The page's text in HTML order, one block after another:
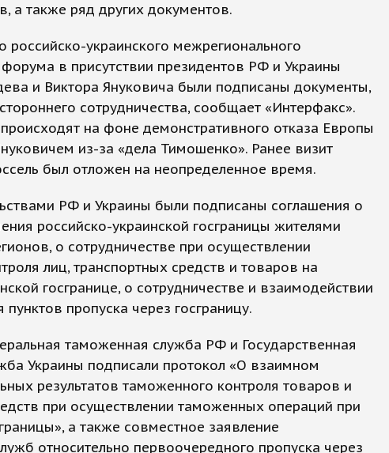
а также ряд других документов.
российско-украинского межрегионального
в присутствии президентов РФ и Украины
и Виктора Януковича были подписаны документы,
сотрудничества, сообщает «Интерфакс».
на фоне демонстративного отказа Европы
из-за «дела Тимошенко». Ранее визит
был отложен на неопределенное время.
РФ и Украины были подписаны соглашения о
российско-украинской госграницы жителями
о сотрудничестве при осуществлении
лиц, транспортных средств и товаров на
госгранице, о сотрудничестве и взаимодействии
пунктов пропуска через госграницу.
таможенная служба РФ и Государственная
Украины подписали протокол «О взаимном
результатов таможенного контроля товаров и
при осуществлении таможенных операций при
а также совместное заявление
относительно первоочередного пропуска через